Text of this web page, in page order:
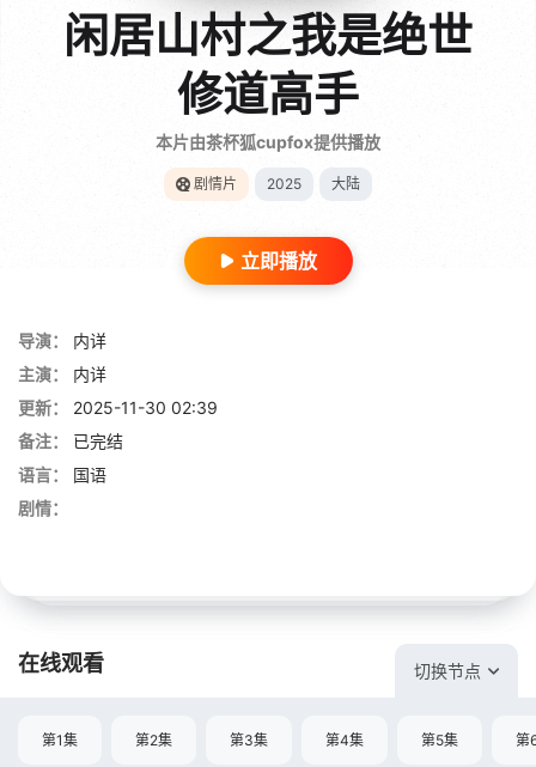
闲居山村之我是绝世
修道高手
本片由茶杯狐cupfox提供播放
剧情片 2025 大陆
立即播放
导演：
内详
主演：
内详
更新：
2025-11-30 02:39
备注：
已完结
语言：
国语
剧情：
在线观看 切换节点
第1集 第2集 第3集 第4集 第5集 第